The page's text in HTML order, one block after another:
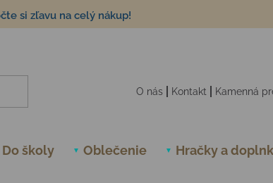
si zľavu na celý nákup!
O nás Kontakt Kamenná
Do školy Oblečenie Hračky a